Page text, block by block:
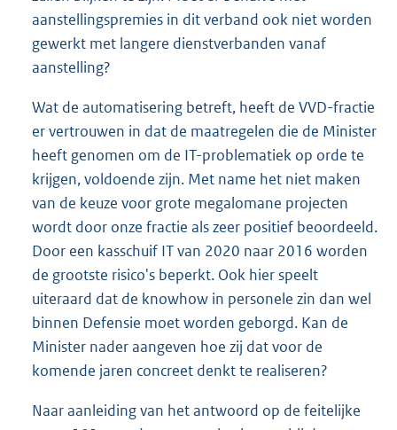
aanstellingspremies in dit verband ook niet worden
gewerkt met langere dienstverbanden vanaf
aanstelling?
Wat de automatisering betreft, heeft de VVD-fractie
er vertrouwen in dat de maatregelen die de Minister
heeft genomen om de IT-problematiek op orde te
krijgen, voldoende zijn. Met name het niet maken
van de keuze voor grote megalomane projecten
wordt door onze fractie als zeer positief beoordeeld.
Door een kasschuif IT van 2020 naar 2016 worden
de grootste risico's beperkt. Ook hier speelt
uiteraard dat de knowhow in personele zin dan wel
binnen Defensie moet worden geborgd. Kan de
Minister nader aangeven hoe zij dat voor de
komende jaren concreet denkt te realiseren?
Naar aanleiding van het antwoord op de feitelijke